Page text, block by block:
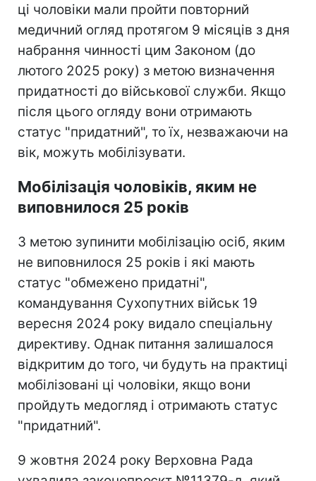
ці чоловіки мали пройти повторний
медичний огляд протягом 9 місяців з дня
набрання чинності цим Законом (до
лютого 2025 року) з метою визначення
придатності до військової служби. Якщо
після цього огляду вони отримають
статус "придатний", то їх, незважаючи на
вік, можуть мобілізувати.
Мобілізація чоловіків, яким не
виповнилося 25 років
З метою зупинити мобілізацію осіб, яким
не виповнилося 25 років і які мають
статус "обмежено придатні",
командування Сухопутних військ 19
вересня 2024 року видало спеціальну
директиву. Однак питання залишалося
відкритим до того, чи будуть на практиці
мобілізовані ці чоловіки, якщо вони
пройдуть медогляд і отримають статус
"придатний".
9 жовтня 2024 року Верховна Рада